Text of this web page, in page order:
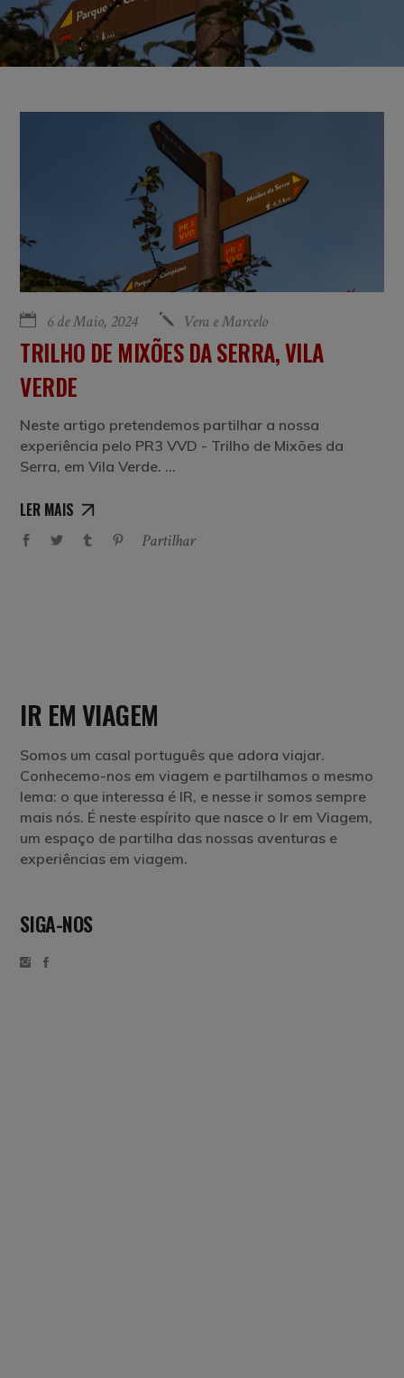
6 de Maio, 2024 Vera e Marcelo
TRILHO DE MIXÕES DA SERRA, VILA
VERDE
Neste artigo pretendemos partilhar a nossa
experiência pelo PR3 VVD - Trilho de Mixões da
Serra, em Vila Verde.
LER MAIS
Partilhar
IR EM VIAGEM
Somos um casal português que adora viajar.
Conhecemo-nos em viagem e partilhamos o mesmo
lema: o que interessa é IR, e nesse ir somos sempre
mais nós. É neste espírito que nasce o Ir em Viagem,
um espaço de partilha das nossas aventuras e
experiências em viagem.
SIGA-NOS